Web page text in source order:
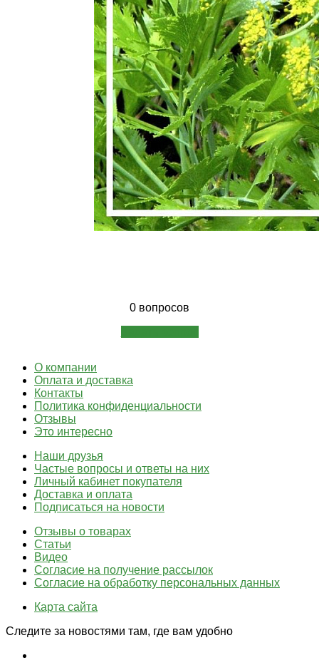
0 вопросов
О компании
Оплата и доставка
Контакты
Политика конфиденциальности
Отзывы
Это интересно
Наши друзья
Частые вопросы и ответы на них
Личный кабинет покупателя
Доставка и оплата
Подписаться на новости
Отзывы о товарах
Статьи
Видео
Согласие на получение рассылок
Согласие на обработку персональных данных
Карта сайта
Следите за новостями там, где вам удобно